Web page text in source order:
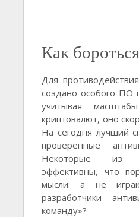
Как
Для
создано особого ПО
учитывая
криптовалют, оно
На сегодня лучший
проверенные
Некоторые из
эффективны, что
мысли: а не
разработчики
команду»?